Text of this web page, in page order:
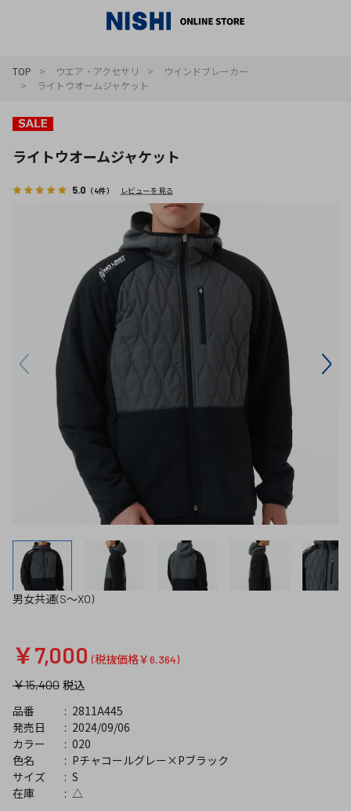
TOP ウエア・アクセサリ
ウインドブレーカー
ライトウオームジャケット
ライトウオームジャケット
5.0 （4件） レビューを見る
男女共通(S～XO)
￥7,000 (税抜価格￥6,364)
￥15,400 税込
品番
2811A445
発売日 2024/09/06
サイズ S
カラー 020
在庫 △
色名 Pチャコールグレー×Pブラック